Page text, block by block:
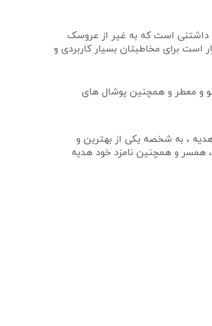
داشتنی است که به غیر از عروسک
برای مخاطبتان بسیار کاربردی و
و معطر و همچنین پوشال های
، به شخصه یکی از بهترین و
همسر و همچنین نامزد خود هدیه